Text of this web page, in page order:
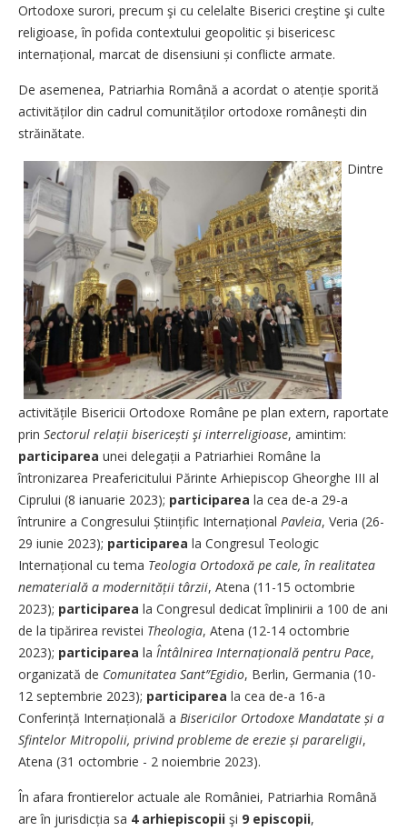
Ortodoxe surori, precum şi cu celelalte Biserici creştine şi culte
religioase, în pofida contextului geopolitic și bisericesc
internațional, marcat de disensiuni și conflicte armate.
De asemenea, Patriarhia Română a acordat o atenție sporită
activităților din cadrul co­mu­nităților ortodoxe românești din
străinătate.
Dintre
activitățile Bisericii Ortodoxe Române pe plan extern, raportate
prin Sectorul relații bisericești şi interreligioase, amintim:
participarea unei delegații a Patriarhiei Române la
întronizarea Preafericitului Părinte Arhiepiscop Gheorghe III al
Ciprului (8 ianuarie 2023); participarea la cea de-a 29-a
întrunire a Congresului Științific Internațional Pavleia, Veria (26-
29 iunie 2023); participarea la Congresul Teologic
Internațional cu tema Teologia Ortodoxă pe cale, în realitatea
nematerială a modernității târzii, Atena (11-15 octombrie
2023); participarea la Congresul dedicat împlinirii a 100 de ani
de la tipărirea revistei Theologia, Atena (12-14 octombrie
2023); participarea la Întâlnirea Internațională pentru Pace,
organizată de Comunitatea Sant’′Egidio, Berlin, Germania (10-
12 septembrie 2023); participarea la cea de-a 16-a
Conferință Internațională a Bisericilor Ortodoxe Mandatate și a
Sfintelor Mitropolii, privind probleme de erezie și parareligii,
Atena (31 octombrie - 2 noiembrie 2023).
În afara frontierelor actuale ale României, Patriarhia Română
are în jurisdicția sa 4 arhi­episcopii şi 9 episcopii,